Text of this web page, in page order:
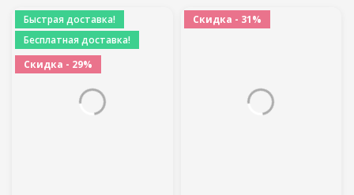
Мужчины Женщины
Старинные Ретро Oculos
Lunette De Soleil Femme
Солнцезащитные Очки Очки
Мужчины Женщины Очки
Быстрая доставка!
Бесплатная доставка!
Скидка - 29%
Скидка - 31%